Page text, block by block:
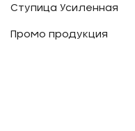
Ступица Усиленная
Промо продукция